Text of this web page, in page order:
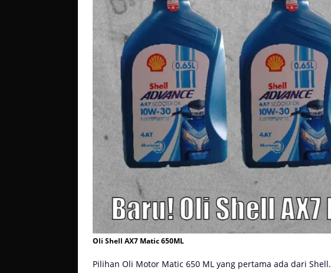
Oli Shell AX7 Matic 650ML
Pilihan Oli Motor Matic 650 ML yang pertama ada dari Shell.